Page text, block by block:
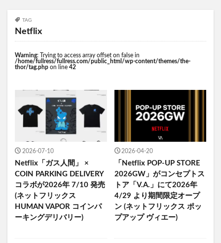
TAG
Netflix
Warning: Trying to access array offset on false in
/home/fullress/fullress.com/public_html/wp-content/themes/the-
thor/tag.php on line 42
2026-07-10
Netflix「ガス人間」 ×
COIN PARKING DELIVERY
コラボが2026年 7/10 発売
(ネットフリックス
HUMAN VAPOR コインパ
ーキングデリバリー)
2026-04-20
「Netflix POP-UP STORE
2026GW」がコンセプトス
トア「V.A.」にて2026年
4/29 より期間限定オープ
ン (ネットフリックス ポッ
プアップ ヴィエー)